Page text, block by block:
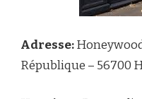
Adresse:
République – 56700